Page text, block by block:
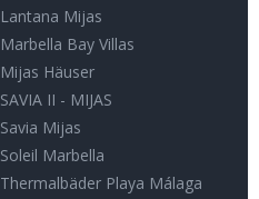
Lantana Mijas
Marbella Bay Villas
Mijas Häuser
SAVIA II - MIJAS
Savia Mijas
Soleil Marbella
Thermalbäder Playa Málaga